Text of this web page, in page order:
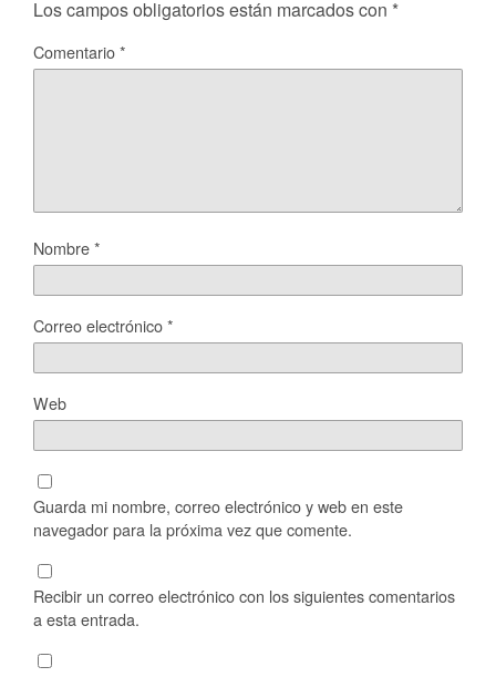
Los campos obligatorios están marcados con *
Comentario*
Nombre*
Correo electrónico*
Web
Guarda mi nombre, correo electrónico y web en este
navegador para la próxima vez que comente.
Recibir un correo electrónico con los siguientes comentarios
a esta entrada.